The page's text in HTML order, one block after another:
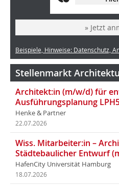
» Jetzt
Beispiele, Hinweise: Datenschutz,
Stellenmarkt
Architekt:in (m/w/d) für
Ausführungsplanung
Henke & Partner
22.07.2026
Wiss. Mitarbeiter:in –
Städtebaulicher Entwurf
HafenCity Universität Hamburg
18.07.2026